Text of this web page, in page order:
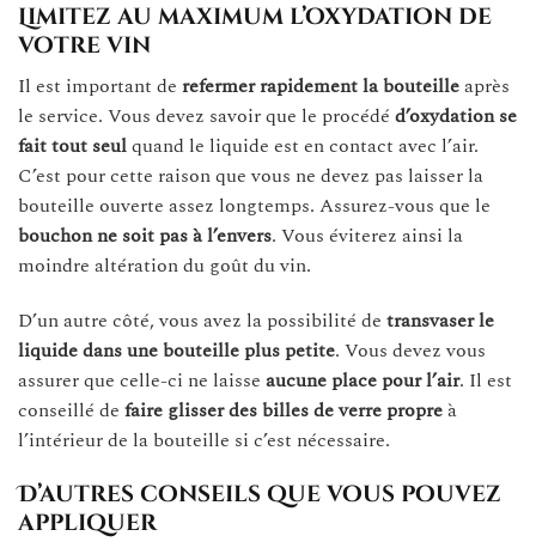
Limitez au maximum l’oxydation de
votre vin
Il est important de refermer rapidement la bouteilleaprès
le service. Vous devez savoir que le procédé d’oxydation se
fait tout seulquand le liquide est en contact avec l’air.
C’est pour cette raison que vous ne devez pas laisser la
bouteille ouverte assez longtemps. Assurez-vous que le
bouchon ne soit pas à l’envers. Vous éviterez ainsi la
moindre altération du goût du vin.
D’un autre côté, vous avez la possibilité de transvaser le
liquidedans une bouteille plus petite. Vous devez vous
assurer que celle-ci ne laisse aucune place pour l’air. Il est
conseillé de faire glisser des billes de verre propreà
l’intérieur de la bouteille si c’est nécessaire.
D’autres conseils que vous pouvez
appliquer